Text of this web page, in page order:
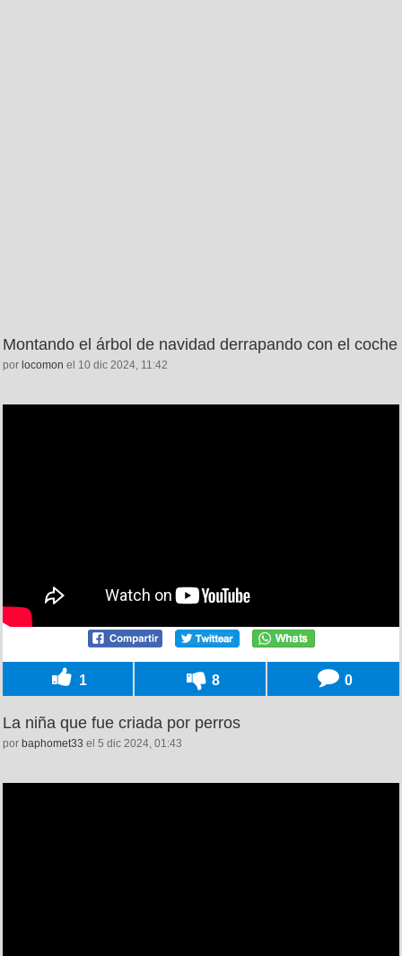
Montando el árbol de navidad derrapando con el coche
por locomon el 10 dic 2024, 11:42
1 8 0
La niña que fue criada por perros
por baphomet33 el 5 dic 2024, 01:43